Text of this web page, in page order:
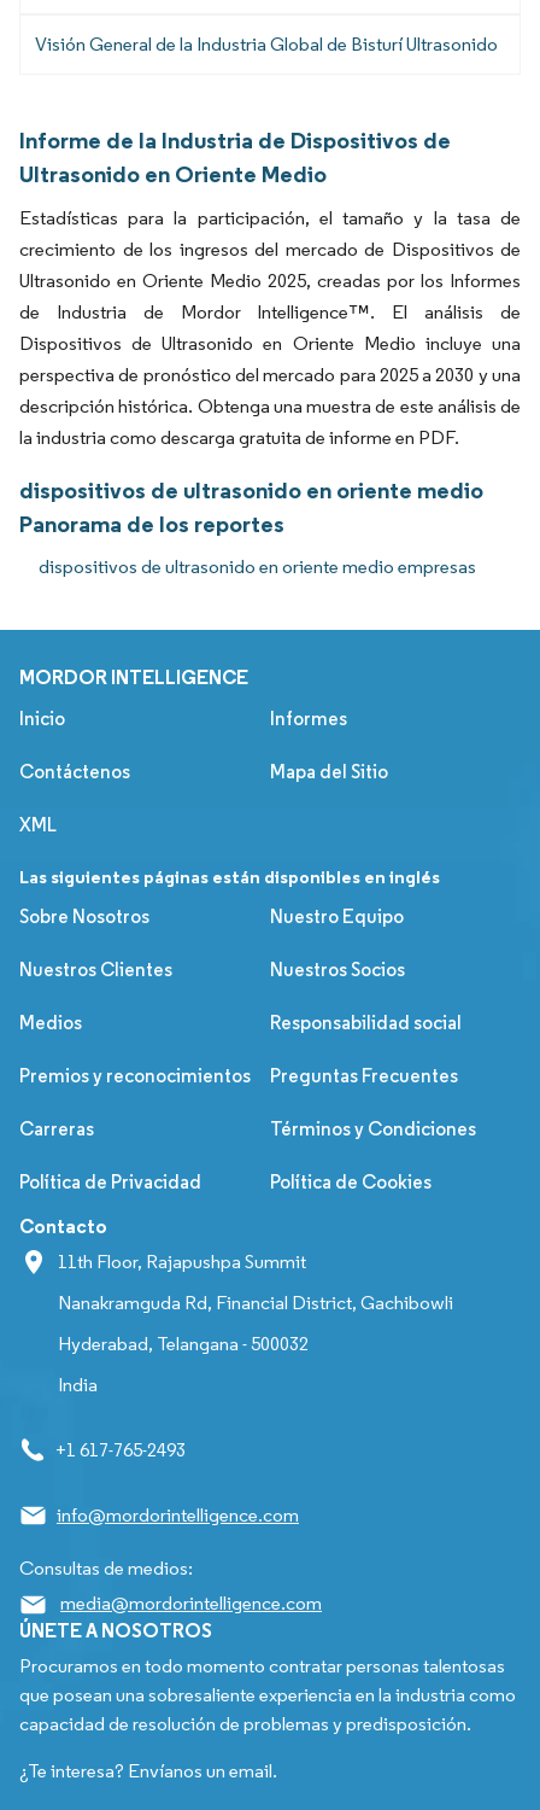
Visión General de la Industria Global de Bisturí Ultrasonido
Informe de la Industria de Dispositivos de
Ultrasonido en Oriente Medio
Estadísticas para la participación, el tamaño y la tasa de
crecimiento de los ingresos del mercado de Dispositivos de
Ultrasonido en Oriente Medio 2025, creadas por los Informes
de Industria de Mordor Intelligence™. El análisis de
Dispositivos de Ultrasonido en Oriente Medio incluye una
perspectiva de pronóstico del mercado para 2025 a 2030 y una
descripción histórica. Obtenga una muestra de este análisis de
la industria como descarga gratuita de informe en PDF.
dispositivos de ultrasonido en oriente medio
Panorama de los reportes
dispositivos de ultrasonido en oriente medio empresas
MORDOR INTELLIGENCE
Inicio Informes
Contáctenos Mapa del Sitio
XML
Las siguientes páginas están disponibles en inglés
Sobre Nosotros
Nuestro Equipo
Nuestros Clientes Nuestros Socios
Medios Responsabilidad social
Premios y reconocimientos Preguntas Frecuentes
Carreras Términos y Condiciones
Política de Privacidad Política de Cookies
Contacto
11th Floor, Rajapushpa Summit
Nanakramguda Rd, Financial District, Gachibowli
Hyderabad, Telangana - 500032
India
+1 617-765-2493
info@mordorintelligence.com
Consultas de medios:
media@mordorintelligence.com
ÚNETE A NOSOTROS
Procuramos en todo momento contratar personas talentosas
que posean una sobresaliente experiencia en la industria como
capacidad de resolución de problemas y predisposición.
¿Te interesa? Envíanos un email.